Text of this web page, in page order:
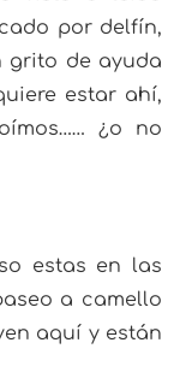
por delfín,
grito de ayuda
estar ahí,
¿o no
estas en las
a camello
aquí y están